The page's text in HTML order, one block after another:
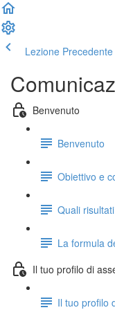
Lezione Precedente
Benvenuto
Benvenuto
Obiettivo e
Quali
La formula
Il tuo profilo di
Il tuo profilo